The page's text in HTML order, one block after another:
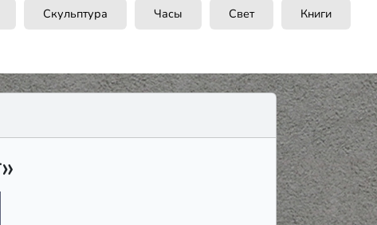
Скульптура Часы Свет Книги